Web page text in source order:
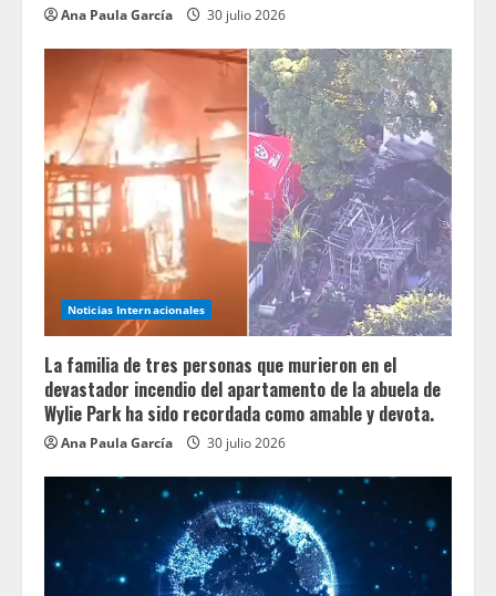
Ana Paula García 30 julio 2026
Noticias Internacionales
La familia de tres personas que murieron en el
devastador incendio del apartamento de la abuela de
Wylie Park ha sido recordada como amable y devota.
Ana Paula García 30 julio 2026